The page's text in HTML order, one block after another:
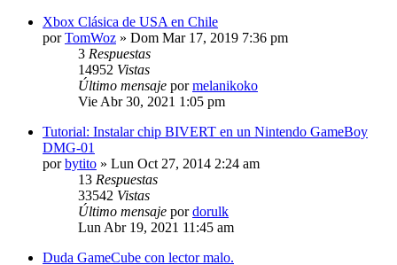
Xbox Clásica de USA en Chile
porTomWoz » Dom Mar 17, 2019 7:36 pm
3 Respuestas
14952 Vistas
Último mensaje pormelanikoko
Vie Abr 30, 2021 1:05 pm
Tutorial: Instalar chip BIVERT en un Nintendo GameBoy
DMG-01
porbytito » Lun Oct 27, 2014 2:24 am
13 Respuestas
33542 Vistas
Último mensaje pordorulk
Lun Abr 19, 2021 11:45 am
Duda GameCube con lector malo.